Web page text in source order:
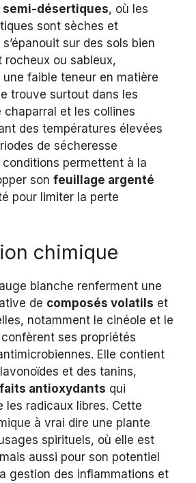
semi-désertiques, où les
sont sèches et
sur des sols bien
rocheux ou sableux,
faible teneur en matière
trouve surtout dans les
chaparral et les collines
des températures élevées
de sécheresse
conditions permettent à la
son feuillage argenté
pour limiter la perte
chimique
blanche renferment une
de composés volatils et
notamment le cinéole et le
ses propriétés
Elle contient
et des tanins,
antioxydants qui
les radicaux libres. Cette
à vrai dire une plante
spirituels, où elle est
aussi pour son potentiel
gestion des inflammations et